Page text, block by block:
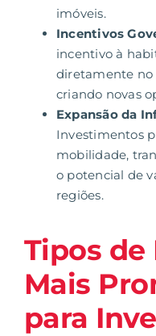
imóveis.
Incentivos
incentivo à
diretamente no
criando novas
Expansão da
Investimentos
mobilidade,
o potencial de
regiões.
Tipos de
Mais
para